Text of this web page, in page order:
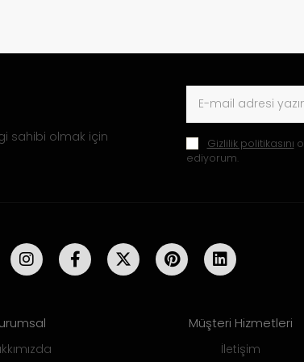
sahibi olmak için
Gizlilik politikasını
ediyorum.
Müşteri Hizmetleri
İletişim